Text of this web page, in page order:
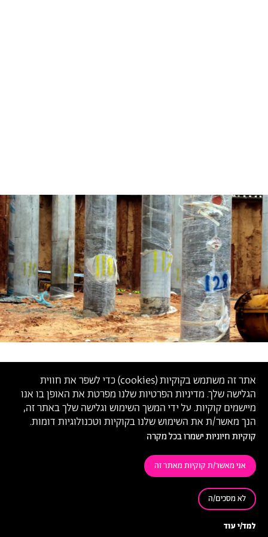
אתר זה משתמש בקוקיות (cookies) כדי לשפר את חווית
הגלישה שלך. מדיניות הפרטיות שלנו מפרטת את האופן בו אנו
מיישמים קוקיות. על ידי המשך השימוש וגלישה שלך באתר זה,
הנך מאשר/ת את השימוש שלנו בקוקיות וטכנולוגיות דומות.
קוקיות חיוניות ישמרו בכל מקרה
אני מאשר/ת קוקיות מאתר זה
לא מסכים/ה
למד/י עוד